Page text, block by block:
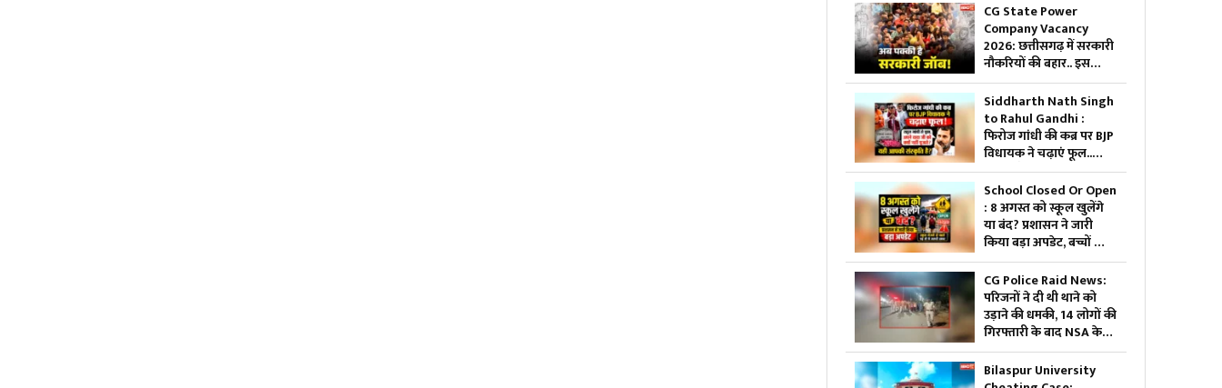
CG State Power
Company Vacancy
2026: छत्तीसगढ़ में सरकारी
नौकरियों की बहार.. इस
विभाग ने 1235 पदों पर बम्पर
भर्ती, डाटा एंट्री ऑपरेटर के ही
400 पद
Siddharth Nath Singh
to Rahul Gandhi :
फिरोज गांधी की कब्र पर BJP
विधायक ने चढ़ाएं फूल..
राहुल गाँधी से पूछा, “अपने
दादा जी को क्यों नहीं पूजते,
यही आपकी संस्कृति है?”
School Closed Or Open
: 8 अगस्त को स्कूल खुलेंगे
या बंद? प्रशासन ने जारी
किया बड़ा अपडेट, बच्चों को
स्कूल भेजने से पहले जरूर
पढ़ लें ये खबर
CG Police Raid News:
परिजनों ने दी थी थाने को
उड़ाने की धमकी, 14 लोगों की
गिरफ्तारी के बाद NSA के
आरोपी के घर पुलिस ने मारा
छापा, जांच में मिली ये
Bilaspur University